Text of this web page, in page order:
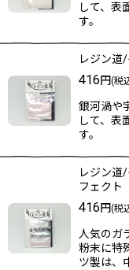
して、表
す。
レジン道
416円(税
銀河渦や
して、表
す。
レジン道
フェクト
416円(税
人気のガ
粉末に特
ツ製は、